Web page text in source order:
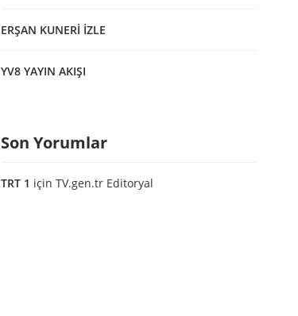
ERŞAN KUNERİ İZLE
YV8 YAYIN AKIŞI
Son Yorumlar
TRT 1 için TV.gen.tr Editoryal